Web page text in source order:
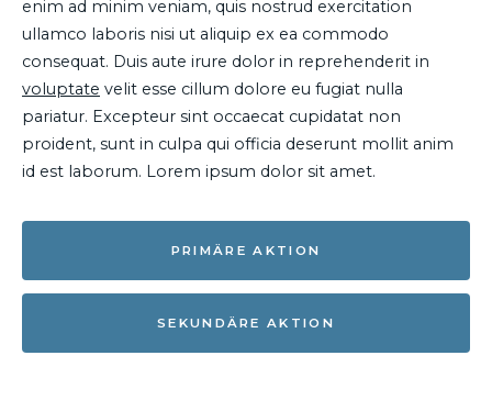
enim ad minim veniam, quis nostrud exercitation
ullamco laboris nisi ut aliquip ex ea commodo
consequat. Duis aute irure dolor in reprehenderit in
voluptate velit esse cillum dolore eu fugiat nulla
pariatur. Excepteur sint occaecat cupidatat non
proident, sunt in culpa qui officia deserunt mollit anim
id est laborum. Lorem ipsum dolor sit amet.
PRIMÄRE AKTION
SEKUNDÄRE AKTION